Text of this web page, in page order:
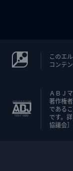
このエ
コンテ
ＡＢＪ
著作権
である
です。
協議会